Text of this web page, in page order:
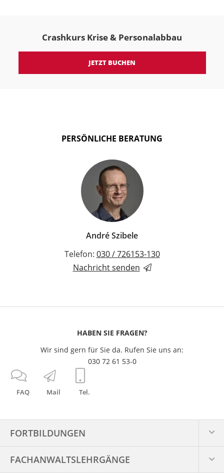
Crashkurs Krise & Personalabbau
JETZT BUCHEN
PERSÖNLICHE BERATUNG
André Szibele
Telefon: 030 / 726153-130
Nachricht senden
FAQ Mail Tel.
HABEN SIE FRAGEN?
Wir sind gern für Sie da. Rufen Sie uns an:
030 72 61 53-0
FORTBILDUNGEN
FACHANWALTS­LEHRGÄNGE